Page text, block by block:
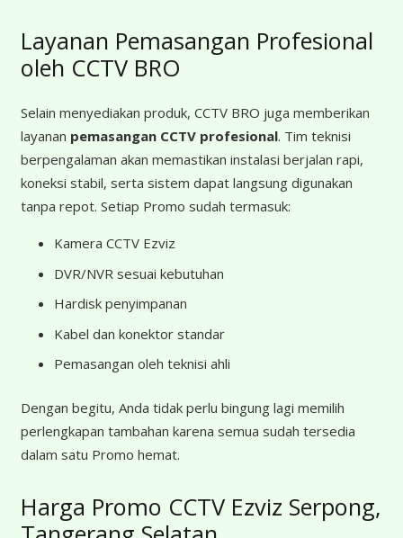
Layanan Pemasangan Profesional
oleh CCTV BRO
Selain menyediakan produk, CCTV BRO juga memberikan
layanan pemasangan CCTV profesional. Tim teknisi
berpengalaman akan memastikan instalasi berjalan rapi,
koneksi stabil, serta sistem dapat langsung digunakan
tanpa repot. Setiap Promo sudah termasuk:
Kamera CCTV Ezviz
DVR/NVR sesuai kebutuhan
Hardisk penyimpanan
Kabel dan konektor standar
Pemasangan oleh teknisi ahli
Dengan begitu, Anda tidak perlu bingung lagi memilih
perlengkapan tambahan karena semua sudah tersedia
dalam satu Promo hemat.
Harga Promo CCTV Ezviz Serpong,